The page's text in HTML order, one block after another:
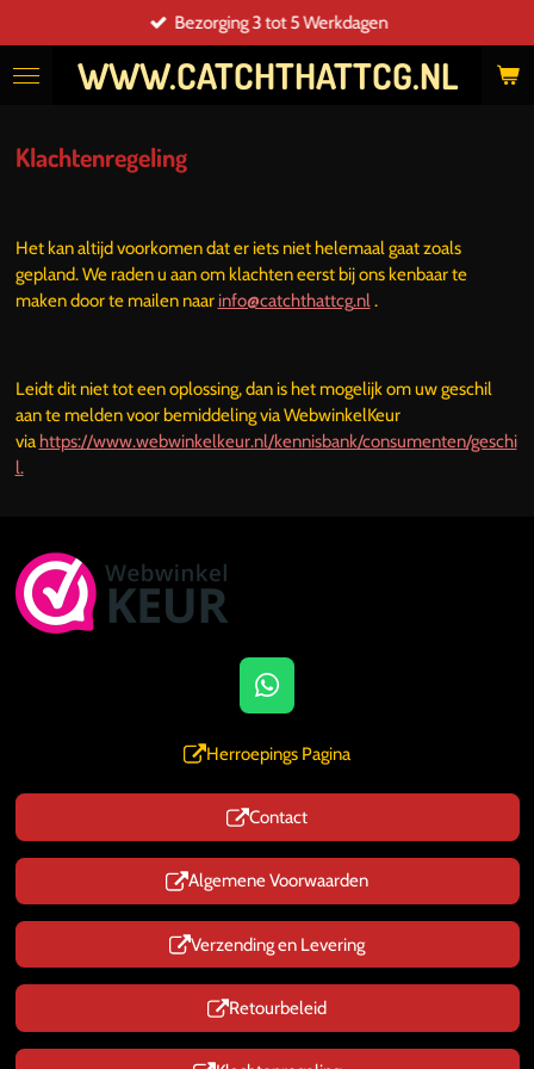
direct
naar
WWW.CATCHTHATTCG.NL
Bezorging 3 tot 5 Werkdagen
Klachtenregeling
Het kan altijd voorkomen dat er iets niet helemaal gaat zoals
gepland. We raden u aan om klachten eerst bij ons kenbaar te
maken door te mailen naar info@catchthattcg.nl.
Leidt dit niet tot een oplossing, dan is het mogelijk om uw geschil
aan te melden voor bemiddeling via WebwinkelKeur
via https://www.webwinkelkeur.nl/kennisbank/consumenten/geschi
l.
W
h
a
s
A
p
p
Herroepings Pagina
Contact
Algemene Voorwaarden
Verzending en Levering
Retourbeleid